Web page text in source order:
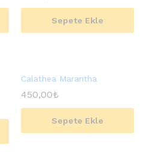
Sepete Ekle
Calathea Marantha
450,00₺
Sepete Ekle